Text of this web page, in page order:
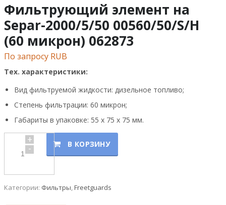
Фильтрующий элемент на
Separ-2000/5/50 00560/50/S/H
(60 микрон) 062873
По запросу RUB
Тех. характеристики:
Вид фильтруемой жидкости: дизельное топливо;
Степень фильтрации: 60 микрон;
Габариты в упаковке: 55 x 75 x 75 мм.
+
- В КОРЗИНУ
Категории: Фильтры,Freetguards